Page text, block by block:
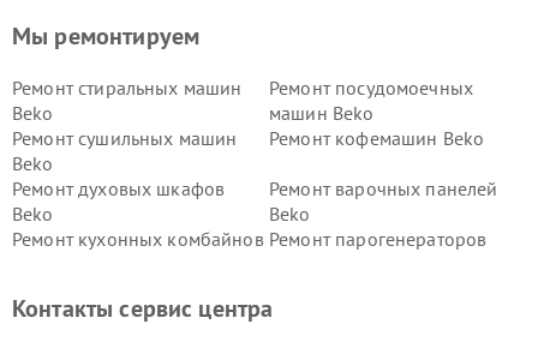
Мы ремонтируем
Ремонт стиральных машин
Beko
Ремонт посудомоечных
машин Beko
Ремонт сушильных машин
Beko
Ремонт кофемашин Beko
Ремонт духовых шкафов
Beko
Ремонт варочных панелей
Beko
Ремонт кухонных комбайнов Ремонт парогенераторов
Ремонт холодильников Beko Ремонт морозильных камер
Контакты сервис центра